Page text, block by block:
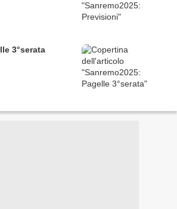
3°serata